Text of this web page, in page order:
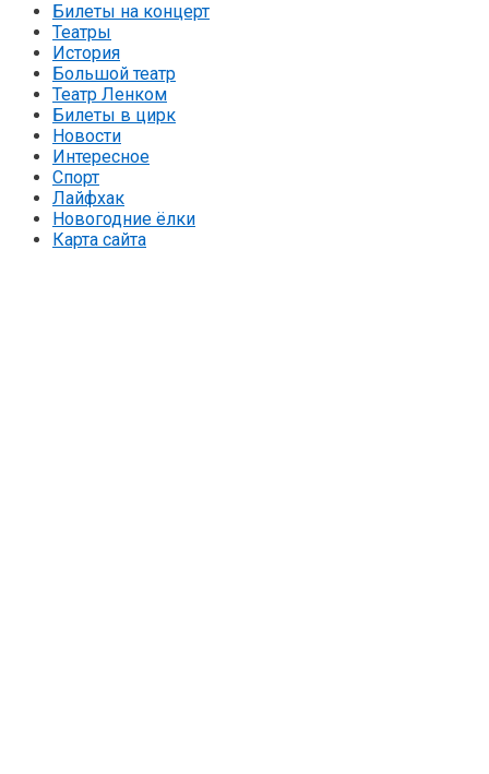
Билеты на концерт
Театры
История
Большой театр
Театр Ленком
Билеты в цирк
Новости
Интересное
Спорт
Лайфхак
Новогодние ёлки
Карта сайта